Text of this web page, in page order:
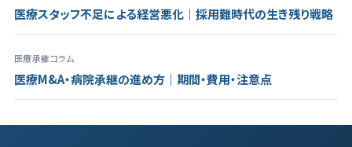
医療スタッフ不足による経営悪化｜採用難時代の生き残り戦略
医療承継コラム
医療M&A・病院承継の進め方｜期間・費用・注意点